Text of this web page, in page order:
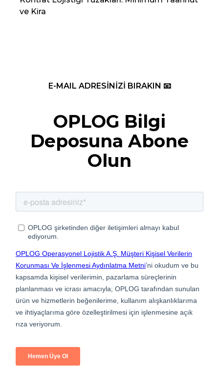
ve Kira
E-MAIL ADRESİNİZİ BIRAKIN 📧
OPLOG Bilgi
Deposuna Abone
Olun